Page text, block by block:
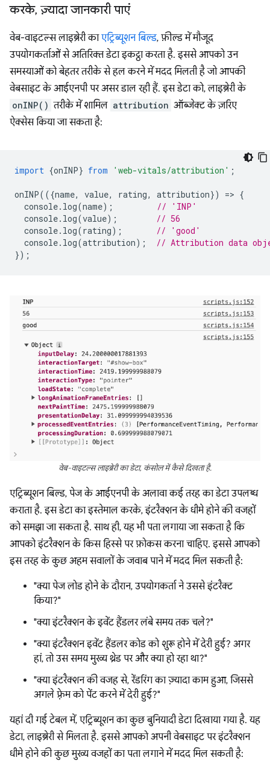
करके, ज़्यादा जानकारी पाएं
वेब-वाइटल्स लाइब्रेरी काएट्रिब्यूशन बिल्ड, फ़ील्ड में मौजूद
उपयोगकर्ताओं से अतिरिक्त डेटा इकट्ठा करता है. इससे आपको उन
समस्याओं को बेहतर तरीके से हल करने में मदद मिलती है जो आपकी
वेबसाइट के आईएनपी पर असर डाल रही हैं. इस डेटा को, लाइब्रेरी के
onINP() तरीके में शामिल attribution ऑब्जेक्ट के ज़रिए
ऐक्सेस किया जा सकता है:
import {onINP} from 'web-vitals/attribution' ;
onINP(({name, value, rating, attribution}) => {
console. log(name);
// 'INP'
console. log(value);
// 56
console. log(rating);
// 'good'
console. log(attribution);
// Attribution data
});
वेब-वाइटल्स लाइब्रेरी का डेटा, कंसोल में कैसे दिखता है.
एट्रिब्यूशन बिल्ड, पेज के आईएनपी के अलावा कई तरह का डेटा उपलब्ध
कराता है. इस डेटा का इस्तेमाल करके, इंटरैक्शन के धीमे होने की वजहों
को समझा जा सकता है. साथ ही, यह भी पता लगाया जा सकता है कि
आपको इंटरैक्शन के किस हिस्से पर फ़ोकस करना चाहिए. इससे आपको
इस तरह के कुछ अहम सवालों के जवाब पाने में मदद मिल सकती है:
"क्या पेज लोड होने के दौरान, उपयोगकर्ता ने उससे इंटरैक्ट
किया?"
"क्या इंटरैक्शन के इवेंट हैंडलर लंबे समय तक चले?"
"क्या इंटरैक्शन इवेंट हैंडलर कोड को शुरू होने में देरी हुई? अगर
हां, तो उस समय मुख्य थ्रेड पर और क्या हो रहा था?"
"क्या इंटरैक्शन की वजह से, रेंडरिंग का ज़्यादा काम हुआ, जिससे
अगले फ़्रेम को पेंट करने में देरी हुई?"
यहां दी गई टेबल में, एट्रिब्यूशन का कुछ बुनियादी डेटा दिखाया गया है. यह
डेटा, लाइब्रेरी से मिलता है. इससे आपको अपनी वेबसाइट पर इंटरैक्शन
धीमे होने की कुछ मुख्य वजहों का पता लगाने में मदद मिल सकती है: